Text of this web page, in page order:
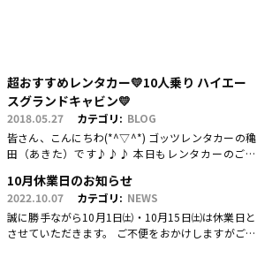
超おすすめレンタカー💛10人乗り ハイエー
スグランドキャビン💛
2018.05.27 カテゴリ: BLOG
皆さん、こんにちわ(*^▽^*) ゴッツレンタカーの穐
田（あきた）です♪♪♪ 本日もレンタカーのご利
りがとうございます(.....
10月休業日のお知らせ
2022.10.07 カテゴリ: NEWS
誠に勝手ながら10月1日㈯・10月15日㈯は休業日と
させていただきます。 ご不便をおかけしますがご理